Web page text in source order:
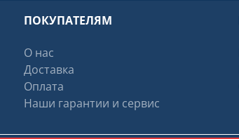
ПОКУПАТЕЛЯМ
О нас
Доставка
Оплата
Наши гарантии и сервис